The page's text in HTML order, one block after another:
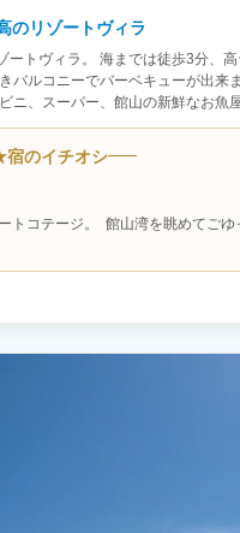
のリゾートヴィラ
トヴィラ。 海までは徒歩3分、
バルコニーでバーベキューが出来
ニ、スーパー、館山の新鮮なお魚
景を一望でき、自然を最大限に楽
釣りの穴場スポットが多い館山で
んで海鮮を購入して、海鮮BBQも
寂しいペット君も歓迎です。 専用
宿のイチオシ
トコテージ。 館山湾を眺めてごゆ